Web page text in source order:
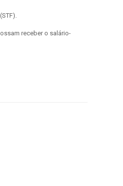
receber o salário-